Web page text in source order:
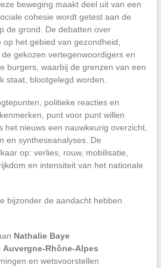
beweging maakt deel uit van een
cohesie wordt getest aan de
de grond. De debatten over
het gebied van gezondheid,
gekozen vertegenwoordigers en
burgers, waarbij de grenzen van een
staat, blootgelegd worden.
politieke reacties en
punt voor punt willen
het nieuws een nauwkeurig overzicht,
en syntheseanalyses. De
op: verlies, rouw, mobilisatie,
en intensiteit van het nationale
bijzonder de aandacht hebben
Nathalie Baye
Auvergne-Rhône-Alpes
en wetsvoorstellen